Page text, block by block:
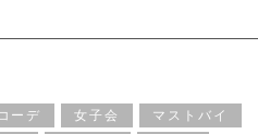
ーデ 女子会
マストバイ